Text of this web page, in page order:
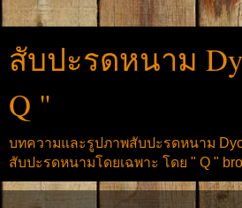
สับปะรดหนาม
Q "
บทความและรูปภาพสับปะรดหนาม
สับปะรดหนามโดยเฉพาะ โดย " Q "